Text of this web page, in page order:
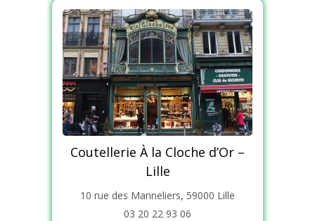
Coutellerie À la Cloche d’Or –
Lille
10 rue des Manneliers, 59000 Lille
03 20 22 93 06